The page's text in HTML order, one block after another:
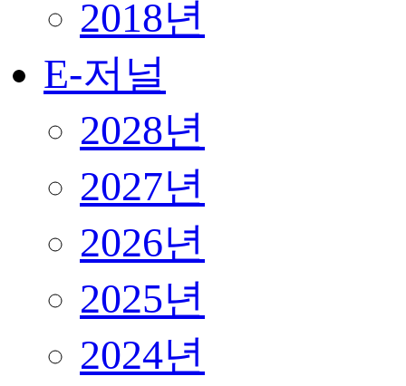
2018년
E-저널
2028년
2027년
2026년
2025년
2024년